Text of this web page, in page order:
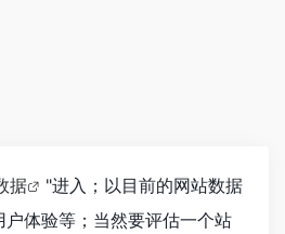
据
"进入；以目前的网站数据
体验等；当然要评估一个站